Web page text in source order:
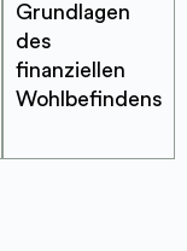
Grundlagen
des
finanziellen
Wohlbefindens